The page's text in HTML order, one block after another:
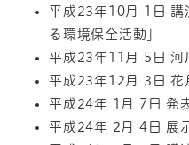
平成23年10月 1日 講
る環境保全活動」
平成23年11月 5日 河
平成23年12月 3日 花
平成24年 1月 7日 発
平成24年 2月 4日 展